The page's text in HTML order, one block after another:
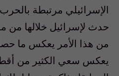
الإسرائيلي مرتبطة بالحرب
حدث لإسرائيل خلالها من
من هذا الأمر يعكس ما
يعكس سعي الكثير من